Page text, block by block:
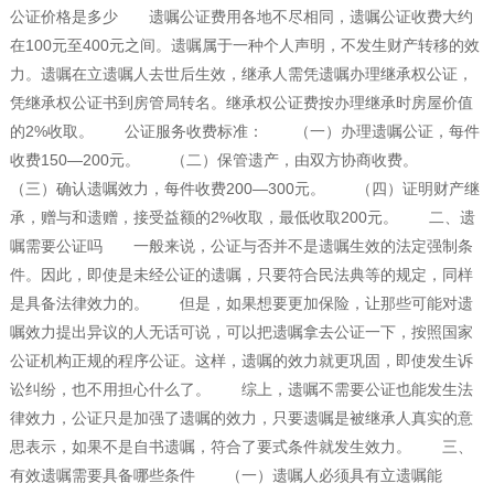
公证价格是多少 遗嘱公证费用各地不尽相同，遗嘱公证收费大约
在100元至400元之间。遗嘱属于一种个人声明，不发生财产转移的效
力。遗嘱在立遗嘱人去世后生效，继承人需凭遗嘱办理继承权公证，
凭继承权公证书到房管局转名。继承权公证费按办理继承时房屋价值
的2%收取。 公证服务收费标准： （一）办理遗嘱公证，每件
收费150—200元。 （二）保管遗产，由双方协商收费。
（三）确认遗嘱效力，每件收费200—300元。 （四）证明财产继
承，赠与和遗赠，接受益额的2%收取，最低收取200元。 二、遗
嘱需要公证吗 一般来说，公证与否并不是遗嘱生效的法定强制条
件。因此，即使是未经公证的遗嘱，只要符合民法典等的规定，同样
是具备法律效力的。 但是，如果想要更加保险，让那些可能对遗
嘱效力提出异议的人无话可说，可以把遗嘱拿去公证一下，按照国家
公证机构正规的程序公证。这样，遗嘱的效力就更巩固，即使发生诉
讼纠纷，也不用担心什么了。 综上，遗嘱不需要公证也能发生法
律效力，公证只是加强了遗嘱的效力，只要遗嘱是被继承人真实的意
思表示，如果不是自书遗嘱，符合了要式条件就发生效力。 三、
有效遗嘱需要具备哪些条件 （一）遗嘱人必须具有立遗嘱能